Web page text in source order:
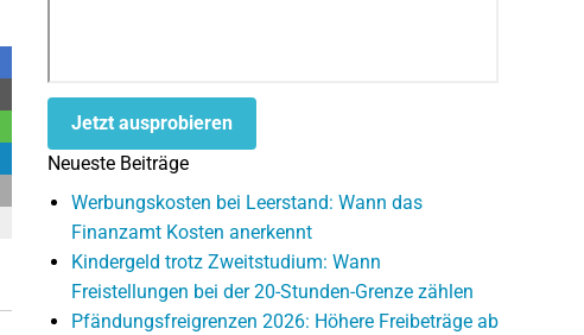
Jetzt ausprobieren
Neueste Beiträge
Werbungskosten bei Leerstand: Wann das
Finanzamt Kosten anerkennt
Kindergeld trotz Zweitstudium: Wann
Freistellungen bei der 20-Stunden-Grenze zählen
Pfändungsfreigrenzen 2026: Höhere Freibeträge ab